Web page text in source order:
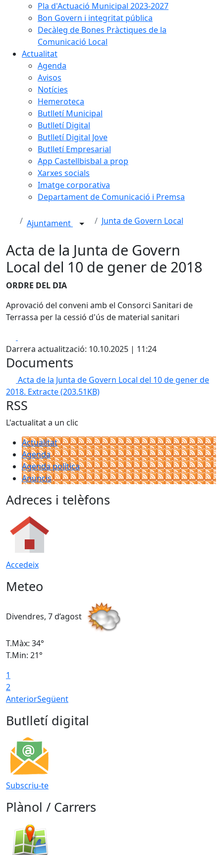
Pla d'Actuació Municipal 2023-2027
Bon Govern i integritat pública
Decàleg de Bones Pràctiques de la
Comunicació Local
Actualitat
Agenda
Avisos
Notícies
Hemeroteca
Butlletí Municipal
Butlletí Digital
Butlletí Digital Jove
Butlletí Empresarial
App Castellbisbal a prop
Xarxes socials
Imatge corporativa
Departament de Comunicació i Premsa
Ajuntament Junta de Govern Local
Acta de la Junta de Govern
Local del 10 de gener de 2018
ORDRE DEL DIA
Aprovació del conveni amb el Consorci Sanitari de
Terrassa per la cessió d'ús de material sanitari
Darrera actualització: 10.10.2025 | 11:24
Documents
Acta de la Junta de Govern Local del 10 de gener de
2018. Extracte(203.51KB)
RSS
L'actualitat a un clic
Actualitat
Agenda
Agenda política
Anuncis
Adreces i telèfons
Accedeix
Meteo
Divendres, 7 d’agost
T.Màx: 34°
T.Min: 21°
1
2
AnteriorSegüent
Butlletí digital
Subscriu-te
Plànol / Carrers